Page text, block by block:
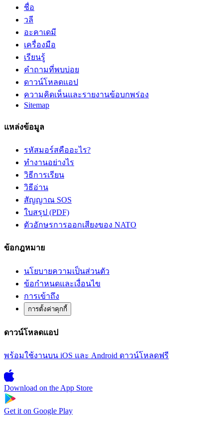
ชื่อ
วลี
อะคาเดมี
เครื่องมือ
เรียนรู้
คำถามที่พบบ่อย
ดาวน์โหลดแอป
ความคิดเห็นและรายงานข้อบกพร่อง
Sitemap
แหล่งข้อมูล
รหัสมอร์สคืออะไร?
ทำงานอย่างไร
วิธีการเรียน
วิธีอ่าน
สัญญาณ SOS
ใบสรุป (PDF)
ตัวอักษรการออกเสียงของ NATO
ข้อกฎหมาย
นโยบายความเป็นส่วนตัว
ข้อกำหนดและเงื่อนไข
การเข้าถึง
การตั้งค่าคุกกี้
ดาวน์โหลดแอป
พร้อมใช้งานบน iOS และ Android ดาวน์โหลดฟรี
Download on the App Store
Get it on Google Play